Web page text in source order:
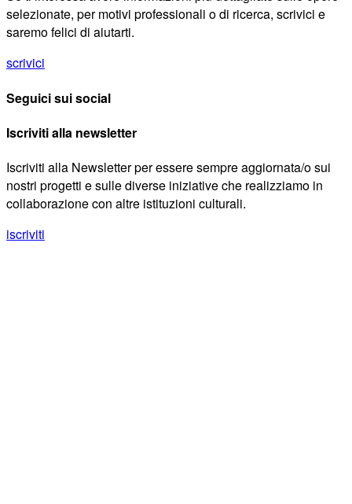
selezionate, per motivi professionali o di ricerca, scrivici e
saremo felici di aiutarti.
scrivici
Seguici sui social
Iscriviti alla newsletter
Iscriviti alla Newsletter per essere sempre aggiornata/o sui
nostri progetti e sulle diverse iniziative che realizziamo in
collaborazione con altre istituzioni culturali.
iscriviti